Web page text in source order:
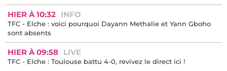
HIER À 10:32 INFO
TFC - Elche : voici pourquoi Dayann Methalie et Yann Gboho
sont absents
HIER À 09:58 LIVE
TFC - Elche : Toulouse battu 4-0, revivez le direct ici !